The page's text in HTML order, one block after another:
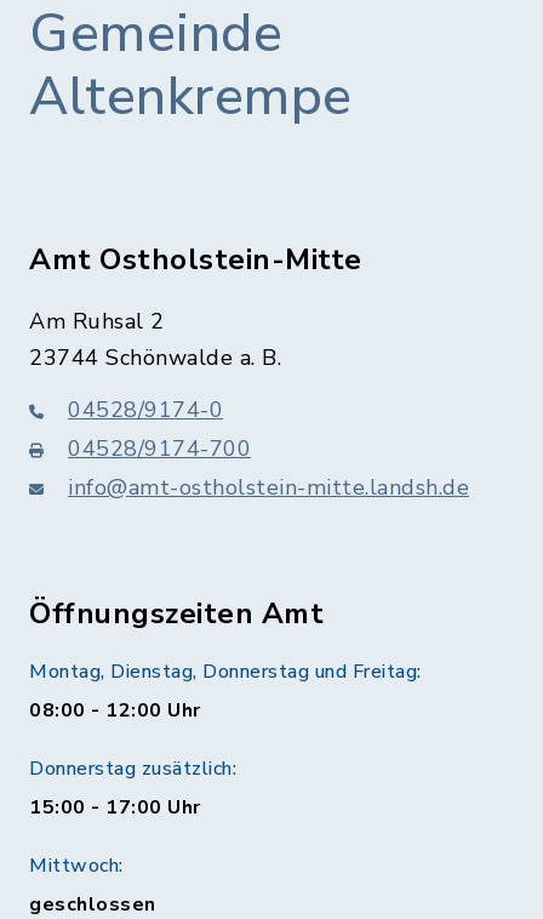
Gemeinde
Altenkrempe
Amt Ostholstein-Mitte
Am Ruhsal 2
23744 Schönwalde a. B.
04528/9174-0
04528/9174-700
info@amt-ostholstein-mitte.landsh.de
Öffnungszeiten Amt
Montag, Dienstag, Donnerstag und Freitag:
08:00 - 12:00 Uhr
Donnerstag zusätzlich:
15:00 - 17:00 Uhr
Mittwoch:
geschlossen